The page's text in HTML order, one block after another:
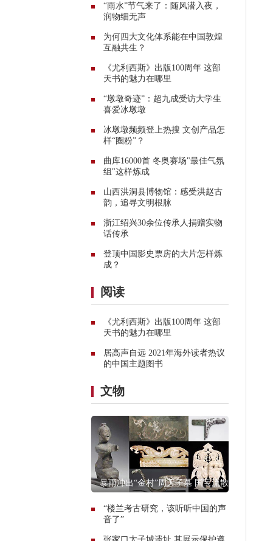
“雨水”节气来了：随风潜入夜，
润物细无声
为何四大文化体系能在中国敦煌
互融共生？
《尤利西斯》出版100周年 这部
天书的魅力在哪里
“墩墩奇迹”：超九成受访大学生
喜爱冰墩墩
冰墩墩频频登上热搜 文创产品怎
样“圈粉”？
曲库16000首 冬奥赛场"最佳气氛
组"这样炼成
山西洪洞县博物馆：感受洪赵古
韵，追寻文明根脉
浙江绍兴30余位传承人捐赠实物
话传承
登顶中国影史票房的大片怎样炼
成？
阅读
《尤利西斯》出版100周年 这部
天书的魅力在哪里
居高声自远 2021年海外读者热议
的中国主题图书
文物
暴雨冲出“金村”周天子墓 国宝流散之
“楼兰考古研究，该听听中国的声
音了”